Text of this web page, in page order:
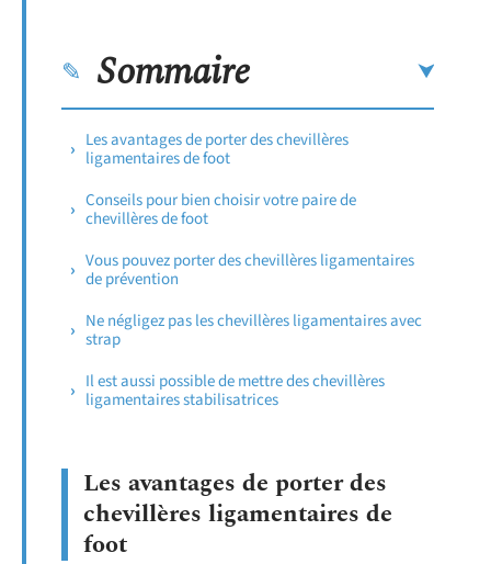
Sommaire
Les avantages de porter des chevillères
ligamentaires de foot
Conseils pour bien choisir votre paire de
chevillères de foot
Vous pouvez porter des chevillères ligamentaires
de prévention
Ne négligez pas les chevillères ligamentaires avec
strap
Il est aussi possible de mettre des chevillères
ligamentaires stabilisatrices
Les avantages de porter des
chevillères ligamentaires de
foot